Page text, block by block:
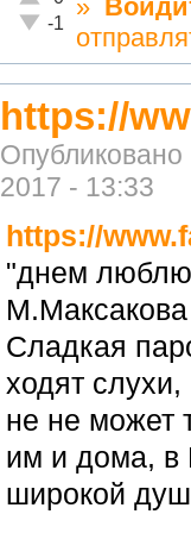
Неадекватно!
-1
»
https://
2017 - 13:33
https://
"днем люблю
Сладкая
ходят
не не может
им и дома, в
широкой